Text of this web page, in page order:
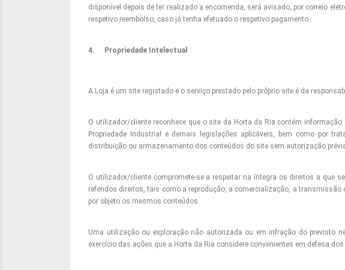
disponível depois de ter realizado a encomenda, será avisado, por correio
respetivo reembolso, caso já tenha efetuado o respetivo pagamento.
4. Propriedade Intelectual
A Loja é um site registado e o serviço prestado pelo próprio site é da
O utilizador/cliente reconhece que o site da Horta da Ria contém
Propriedade Industrial e demais legislações aplicáveis, bem como por
distribuição ou armazenamento dos conteúdos do site sem autorização
O utilizador/cliente compromete-se a respeitar na íntegra os direitos a que
referidos direitos, tais como a reprodução, a comercialização, a
por objeto os mesmos conteúdos.
Uma utilização ou exploração não autorizada ou em infração do previsto
exercício das ações que a Horta da Ria considere convenientes em defesa